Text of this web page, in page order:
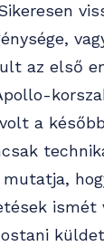
az első
a
ismét